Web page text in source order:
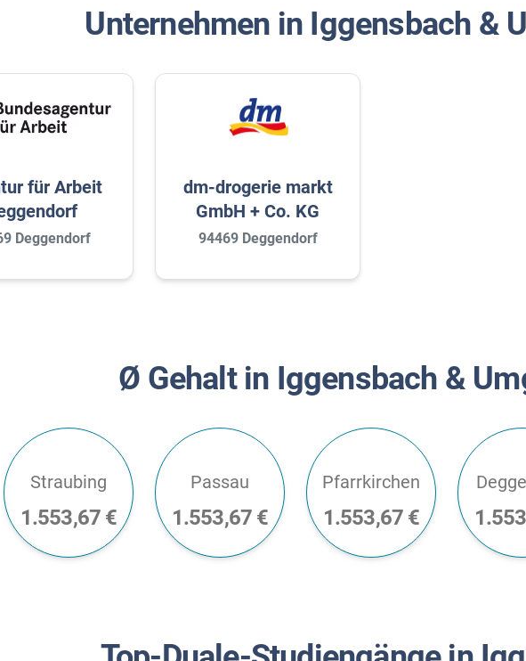
Unternehmen in Iggensbach &
für Arbeit
Deggendorf
dm-drogerie markt
GmbH + Co. KG
94469 Deggendorf
Ø Gehalt in Iggensbach &
Straubing
1.553,67 €
Passau
1.553,67 €
Pfarrkirchen
1.553,67 €